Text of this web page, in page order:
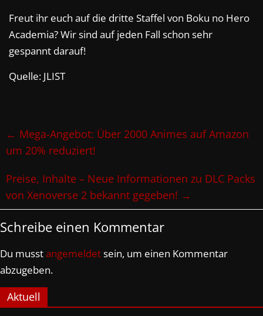
Freut ihr euch auf die dritte Staffel von Boku no Hero
Academia? Wir sind auf jeden Fall schon sehr
gespannt darauf!
Quelle: JLIST
← Mega-Angebot: Über 2000 Animes auf Amazon
um 20% reduziert!
Preise, Inhalte – Neue Informationen zu DLC Packs
von Xenoverse 2 bekannt gegeben! →
Schreibe einen Kommentar
Du musstangemeldetsein, um einen Kommentar
abzugeben.
Aktuell